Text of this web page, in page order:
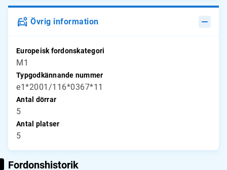
Övrig information
Europeisk fordonskategori
M1
Typgodkännande nummer
e1*2001/116*0367*11
Antal dörrar
5
Antal platser
5
Fordonshistorik